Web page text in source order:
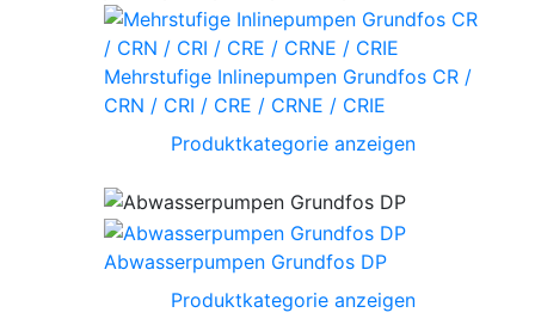
Mehrstufige Inlinepumpen Grundfos CR /
CRN / CRI / CRE / CRNE / CRIE
Produktkategorie anzeigen
Abwasserpumpen Grundfos DP
Produktkategorie anzeigen